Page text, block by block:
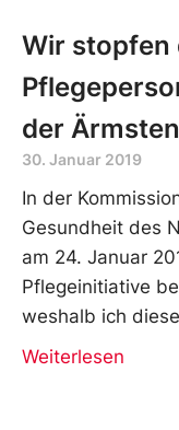
Wir stopfen
der Ärmsten
30. Januar 2019
In der
Gesundheit des
am 24. Januar
Pflegeinitiative
weshalb ich
Weiterlesen